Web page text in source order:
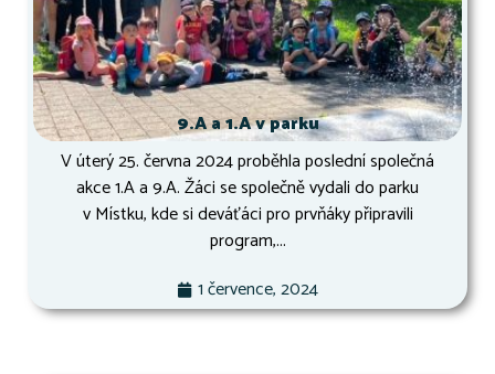
9.A a 1.A v parku
V úterý 25. června 2024 proběhla poslední společná
akce 1.A a 9.A. Žáci se společně vydali do parku
v Místku, kde si deváťáci pro prvňáky připravili
program,...
1 července, 2024